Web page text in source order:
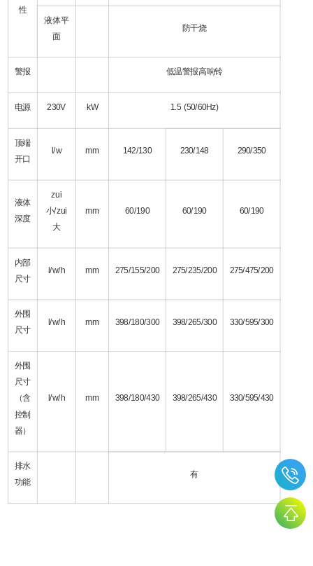
性
液体平
面
防干烧
警报 低温警报高响铃
电源 230V kW 1.5 (50/60Hz)
顶端
开口
l/w mm 142/130 230/148 290/350
液体
深度
zui
小/zui
大
mm 60/190 60/190 60/190
内部
尺寸
l/w/h mm 275/155/200 275/235/200 275/475/200
外围
尺寸
l/w/h mm 398/180/300 398/265/300 330/595/300
外围
尺寸
（含
控制
器）
l/w/h mm 398/180/430 398/265/430 330/595/430
排水
功能
有